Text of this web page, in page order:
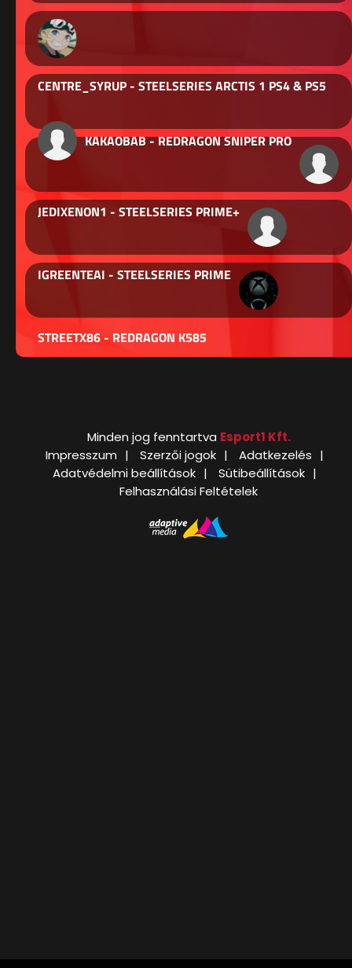
CENTRE_SYRUP - STEELSERIES ARCTIS 1 PS4 & PS5
KAKAOBAB - REDRAGON SNIPER PRO
JEDIXENON1 - STEELSERIES PRIME+
IGREENTEAI - STEELSERIES PRIME
STREETX86 - REDRAGON K585
Minden jog fenntartva Esport1 Kft.
Impresszum
Szerzői jogok
Adatkezelés
Adatvédelmi beállítások
Sütibeállítások
Felhasználási Feltételek